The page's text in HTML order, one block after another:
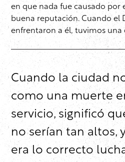
en que nada fue causado por
buena reputación. Cuando el
enfrentaron a él, tuvimos una
Cuando la ciudad
como una muerte
servicio, significó
no serían tan altos,
era lo correcto